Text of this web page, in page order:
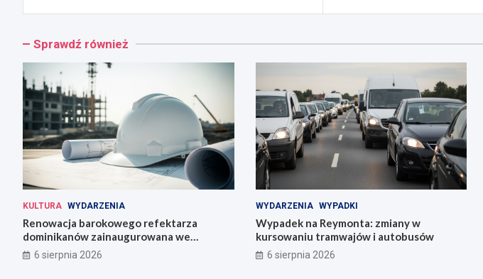
Sprawdź również
KULTURA WYDARZENIA
Renowacja barokowego refektarza
dominikanów zainaugurowana we
Wrocławiu
6 sierpnia 2026
WYDARZENIA WYPADKI
Wypadek na Reymonta: zmiany w
kursowaniu tramwajów i autobusów
6 sierpnia 2026